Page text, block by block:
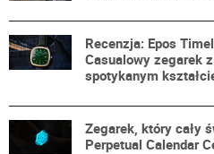
Recenzja: Epos
Casualowy zegarek
spotykanym
Zegarek, który cały
Perpetual Calendar